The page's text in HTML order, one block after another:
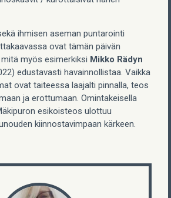
ihmisen aseman puntarointi
ovat tämän päivän
myös esimerkiksi Mikko Rädyn
edustavasti havainnollistaa. Vaikka
ovat taiteessa laajalti pinnalla, teos
ja erottumaan. Omintakeisella
esikoisteos ulottuu
kiinnostavimpaan kärkeen.